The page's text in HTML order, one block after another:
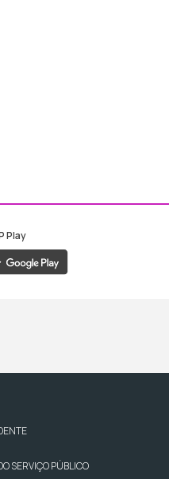
Play
SERVIÇO PÚBLICO